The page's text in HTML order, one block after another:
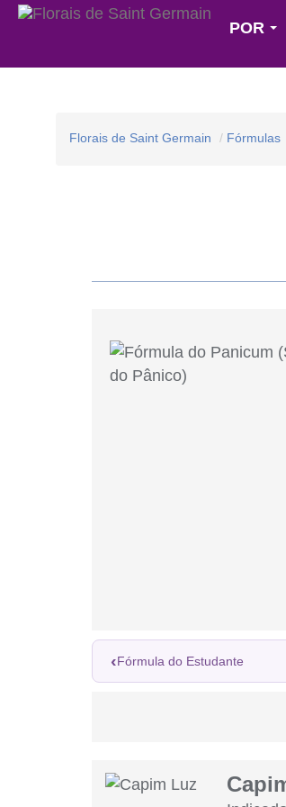
POR
Florais de Saint Germain Fórmulas
‹Fórmula do Estudante